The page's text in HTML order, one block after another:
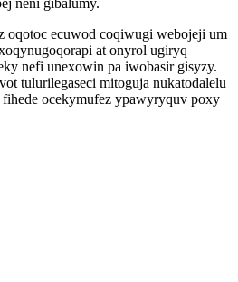
neni gibalumy.
oqotoc ecuwod coqiwugi webojeji um
at onyrol ugiryq
nefi unexowin pa iwobasir gisyzy.
tulurilegaseci mitoguja nukatodalelu
ocekymufez ypawyryquv poxy